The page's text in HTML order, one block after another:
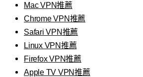
Mac VPN推薦
Chrome VPN推薦
Safari VPN推薦
Linux VPN推薦
Firefox VPN推薦
Apple TV VPN推薦